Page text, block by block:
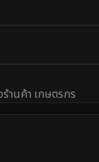
านค้า เกษตรกร